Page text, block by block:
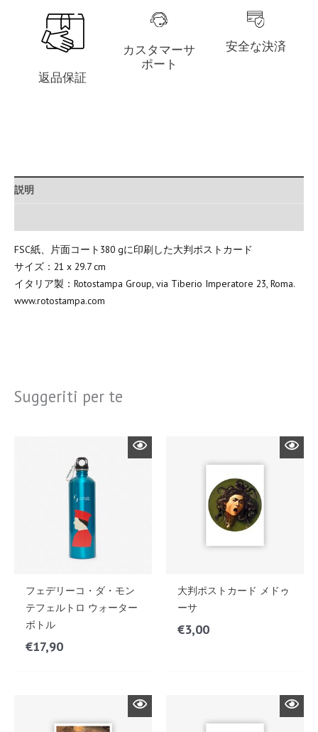
返品保証
カスタマーサ
ポート
安全な決済
説明
FSC紙、片面コート380 gに印刷した大判ポストカード
サイズ：21 x 29.7 cm
イタリア製：Rotostampa Group, via Tiberio Imperatore 23, Roma.
www.rotostampa.com
Suggeriti per te
フェデリーコ・ダ・モン
テフェルトロ ウォーター
ボトル
€17,90
大判ポストカード メドゥ
ーサ
€3,00